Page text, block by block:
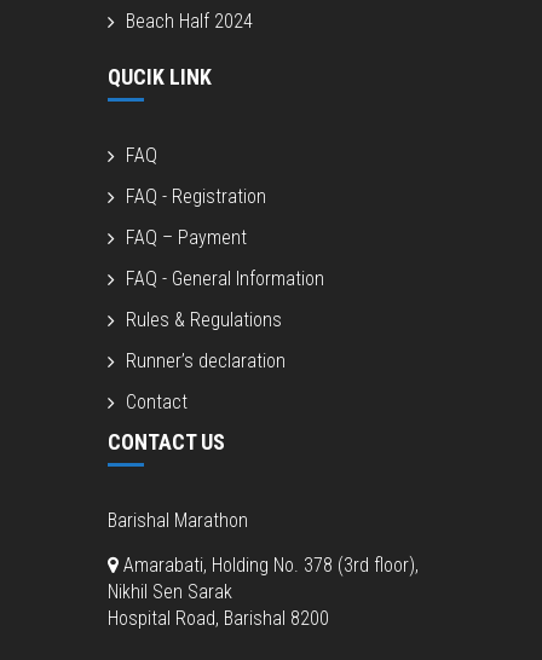
Beach Half 2024
QUCIK LINK
FAQ
FAQ - Registration
FAQ – Payment
FAQ - General Information
Rules & Regulations
Runner’s declaration
Contact
CONTACT US
Barishal Marathon
Amarabati, Holding No. 378 (3rd floor),
Nikhil Sen Sarak
Hospital Road, Barishal 8200